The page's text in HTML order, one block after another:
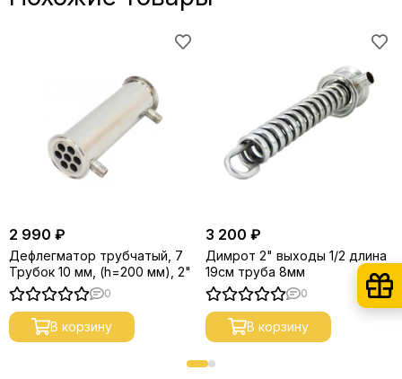
2 990 ₽
Дефлегматор трубчатый, 7
Трубок 10 мм, (h=200 мм), 2"
0
В корзину
3 200 ₽
Димрот 2" выходы 1/2 длина
19см труба 8мм
0
В корзину